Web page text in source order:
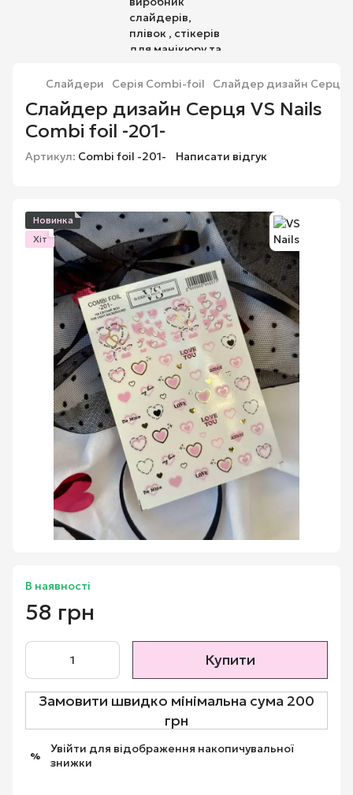
Слайдери Серія Combi-foil Слайдер дизайн Серця
Слайдер дизайн Серця VS Nails
Combi foil -201-
Артикул: Combi foil -201- Написати відгук
Новинка
Хіт
В наявності
58 грн
Купити
Замовити швидко мінімальна сума 200
грн
% Увійти для відображення накопичувальної
знижки